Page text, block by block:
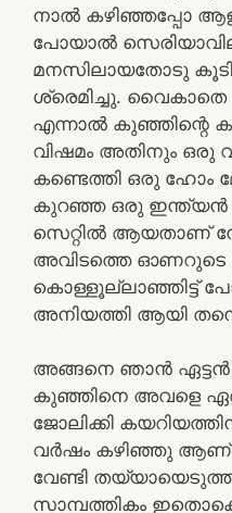
നാൽ കഴിഞ്ഞപ്പോ
പോയാൽ
മനസിലായതോടു
ശ്രെമിച്ചു. വൈകാതെ
എന്നാൽ കുഞ്ഞിന്റെ
വിഷമം അതിനും ഒരു
കണ്ടെത്തി ഒരു ഹോം
കുറഞ്ഞ ഒരു ഇന്ത്യൻ
സെറ്റിൽ ആയതാണ്
അവിടത്തെ ഓണറുടെ
കൊള്ളൂല്ലാഞ്ഞിട്ട്
അനിയത്തി ആയി
അങ്ങനെ ഞാൻ
കുഞ്ഞിനെ അവളെ
ജോലിക്കി
വർഷം കഴിഞ്ഞു
വേണ്ടി
സാമ്പത്തികം